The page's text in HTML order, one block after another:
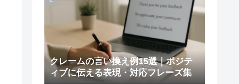
クレームの言い換え例15選｜ポジテ
ィブに伝える表現・対応フレーズ集